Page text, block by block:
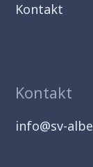
Kontakt
Kontakt
info@sv-